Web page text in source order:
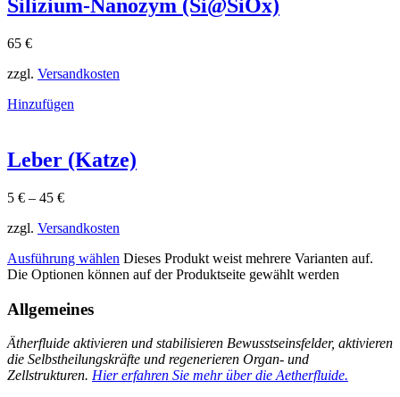
Silizium-Nanozym (Si@SiOx)
65 €
zzgl. Versandkosten
Hinzufügen
Leber (Katze)
5 € – 45 €
zzgl. Versandkosten
Ausführung wählen Dieses Produkt weist mehrere Varianten auf.
Die Optionen können auf der Produktseite gewählt werden
Allgemeines
Ätherfluide aktivieren und stabilisieren Bewusstseinsfelder, aktivieren
die Selbstheilungskräfte und regenerieren Organ- und
Zellstrukturen. Hier erfahren Sie mehr über die Aetherfluide.